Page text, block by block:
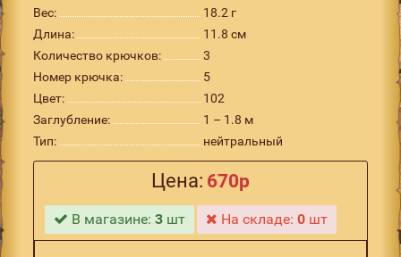
Вес:
18.2 г
Длина:
11.8 см
Количество крючков:
3
Номер крючка:
5
Цвет:
102
Заглубление:
1 – 1.8 м
Тип:
нейтральный
Цена: 670р
В магазине:3 шт На складе:0 шт